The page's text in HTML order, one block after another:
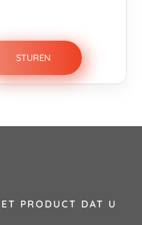
PRODUCT DAT U